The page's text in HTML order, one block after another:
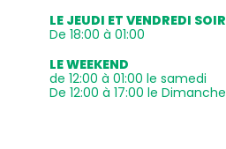
LE JEUDI ET VENDREDI SOIR
De 18:00 à 01:00
LE WEEKEND
de 12:00 à 01:00 le samedi
De 12:00 à 17:00 le Dimanche